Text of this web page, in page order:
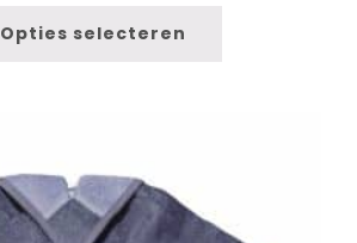
Opties selecteren